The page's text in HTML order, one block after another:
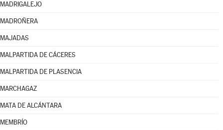
MADRIGALEJO
MADROÑERA
MAJADAS
MALPARTIDA DE CÁCERES
MALPARTIDA DE PLASENCIA
MARCHAGAZ
MATA DE ALCÁNTARA
MEMBRÍO